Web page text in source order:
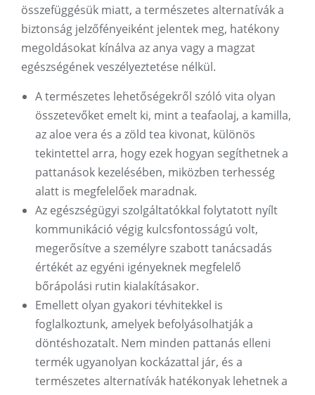
összefüggésük miatt, a természetes alternatívák a
biztonság jelzőfényeiként jelentek meg, hatékony
megoldásokat kínálva az anya vagy a magzat
egészségének veszélyeztetése nélkül.
A természetes lehetőségekről szóló vita olyan
összetevőket emelt ki, mint a teafaolaj, a kamilla,
az aloe vera és a zöld tea kivonat, különös
tekintettel arra, hogy ezek hogyan segíthetnek a
pattanások kezelésében, miközben terhesség
alatt is megfelelőek maradnak.
Az egészségügyi szolgáltatókkal folytatott nyílt
kommunikáció végig kulcsfontosságú volt,
megerősítve a személyre szabott tanácsadás
értékét az egyéni igényeknek megfelelő
bőrápolási rutin kialakításakor.
Emellett olyan gyakori tévhitekkel is
foglalkoztunk, amelyek befolyásolhatják a
döntéshozatalt. Nem minden pattanás elleni
termék ugyanolyan kockázattal jár, és a
természetes alternatívák hatékonyak lehetnek a